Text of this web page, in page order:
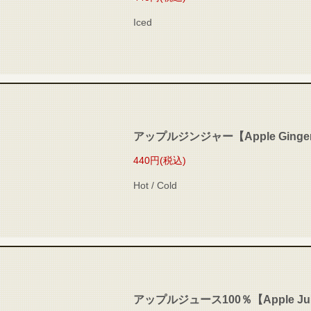
Iced
アップルジンジャー【Apple Ginger
440円(税込)
Hot / Cold
アップルジュース100％【Apple